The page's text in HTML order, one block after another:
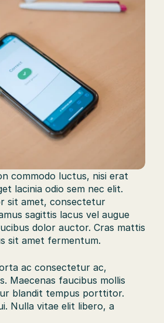
commodo luctus, nisi erat
lacinia odio sem nec elit.
sit amet, consectetur
sagittis lacus vel augue
dolor auctor. Cras mattis
sit amet fermentum.
ac consectetur ac,
Maecenas faucibus mollis
blandit tempus porttitor.
Nulla vitae elit libero, a